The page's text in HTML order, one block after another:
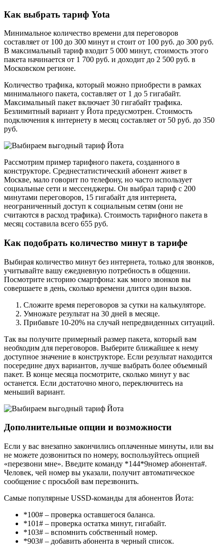
Как выбрать тариф Yota
Минимальное количество времени для переговоров
составляет от 100 до 300 минут и стоит от 100 руб. до 300 руб.
В максимальный тариф входит 5 000 минут, стоимость этого
пакета начинается от 1 700 руб. и доходит до 2 500 руб. в
Московском регионе.
Количество трафика, который можно приобрести в рамках
минимального пакета, составляет от 1 до 5 гигабайт.
Максимальный пакет включает 30 гигабайт трафика.
Безлимитный вариант у Йота предусмотрен. Стоимость
подключения к интернету в месяц составляет от 50 руб. до 350
руб.
Рассмотрим пример тарифного пакета, созданного в
конструкторе. Среднестатистический абонент живет в
Москве, мало говорит по телефону, но часто использует
социальные сети и мессенджеры. Он выбрал тариф с 200
минутами переговоров, 15 гигабайт для интернета,
неограниченный доступ к социальным сетям (они не
считаются в расход трафика). Стоимость тарифного пакета в
месяц составила всего 655 руб.
Как подобрать количество минут в тарифе
Выбирая количество минут без интернета, только для звонков,
учитывайте вашу ежедневную потребность в общении.
Посмотрите историю смартфона: как много звонков вы
совершаете в день, сколько времени длится один вызов.
Сложите время переговоров за сутки на калькуляторе.
Умножьте результат на 30 дней в месяце.
Прибавьте 10-20% на случай непредвиденных ситуаций.
Так вы получите примерный размер пакета, который вам
необходим для переговоров. Выберите ближайшее к нему
доступное значение в конструкторе. Если результат находится
посередине двух вариантов, лучше выбрать более объемный
пакет. В конце месяца посмотрите, сколько минут у вас
останется. Если достаточно много, переключитесь на
меньший вариант.
Дополнительные опции и возможности
Если у вас внезапно закончились оплаченные минуты, или вы
не можете дозвониться по номеру, воспользуйтесь опцией
«перезвони мне». Введите команду *144*9номер абонента#.
Человек, чей номер вы указали, получит автоматическое
сообщение с просьбой вам перезвонить.
Самые популярные USSD-команды для абонентов Йота:
*100# – проверка оставшегося баланса.
*101# – проверка остатка минут, гигабайт.
*103# – вспомнить собственный номер.
*903# – добавить абонента в черный список.